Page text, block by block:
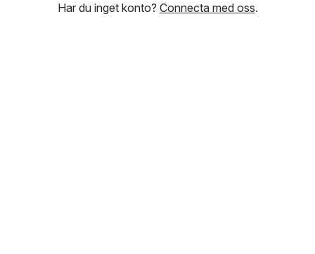
Har du inget konto? Connecta med oss.